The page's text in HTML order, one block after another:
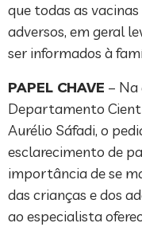
que todas as
adversos, em geral
ser informados à
PAPEL CHAVE – Na
Departamento
Aurélio Sáfadi, o
esclarecimento de
importância de se
das crianças e dos
ao especialista